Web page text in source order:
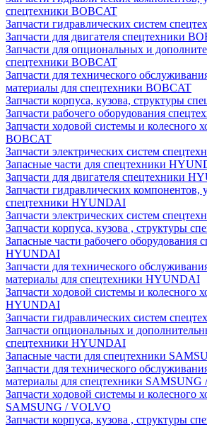
спецтехники BOBCAT
Запчасти гидравлических систем
Запчасти для двигателя спецтехники
Запчасти для опциональных и
спецтехники BOBCAT
Запчасти для технического
материалы для спецтехники BOBCAT
Запчасти корпуса, кузова, структуры
Запчасти рабочего оборудования
Запчасти ходовой системы и колесного
BOBCAT
Запчасти электрических систем
Запасные части для спецтехники
Запчасти для двигателя спецтехники
Запчасти гидравлических компонентов,
спецтехники HYUNDAI
Запчасти электрических систем
Запчасти корпуса, кузова , структуры
Запасные части рабочего оборудования
HYUNDAI
Запчасти для технического
материалы для спецтехники HYUNDAI
Запчасти ходовой системы и колесного
HYUNDAI
Запчасти гидравлических систем
Запчасти опциональных и
спецтехники HYUNDAI
Запасные части для спецтехники
Запчасти для технического
материалы для спецтехники
Запчасти ходовой системы и колесного
SAMSUNG / VOLVO
Запчасти корпуса, кузова , структуры